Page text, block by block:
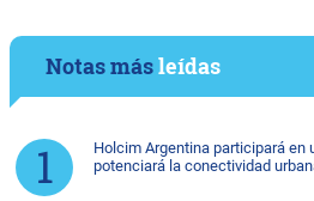
Notas másleídas
Holcim Argentina participará en
potenciará la conectividad